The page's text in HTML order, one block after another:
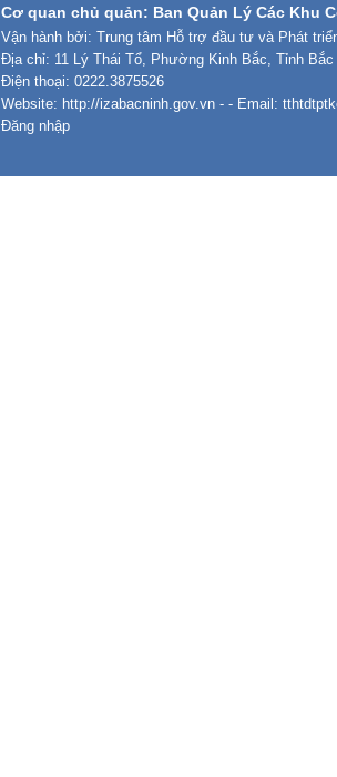
Cơ quan chủ quản: Ban Quản Lý Các Khu
Vận hành bởi: Trung tâm Hỗ trợ đầu tư và Phát
Địa chỉ: 11 Lý Thái Tổ, Phường Kinh Bắc, Tỉnh Bắc
Điện thoại: 0222.3875526
Website: http://izabacninh.gov.vn - - Email:
Đăng nhập